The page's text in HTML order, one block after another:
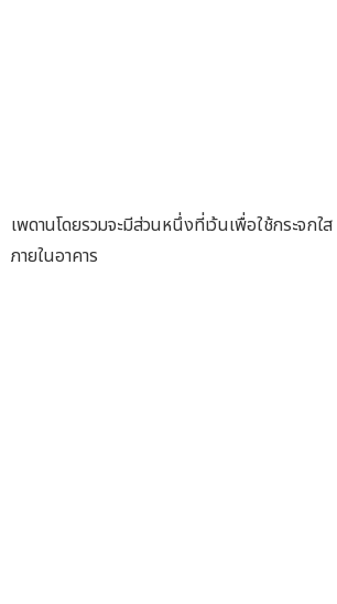
เพดานโดยรวมจะมีส่วนหนึ่งที่เว้นเพื่อใช้กระจกใ
ภายในอาคาร